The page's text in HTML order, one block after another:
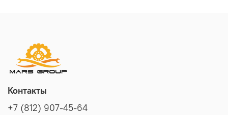
Контакты
+7 (812) 907-45-64